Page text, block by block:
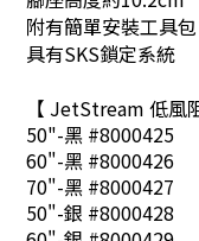
附有簡單安裝工具包
具有SKS鎖定系統
【 JetStream 低風
50"-黑 #8000425
60"-黑 #8000426
70"-黑 #8000427
50"-銀 #8000428